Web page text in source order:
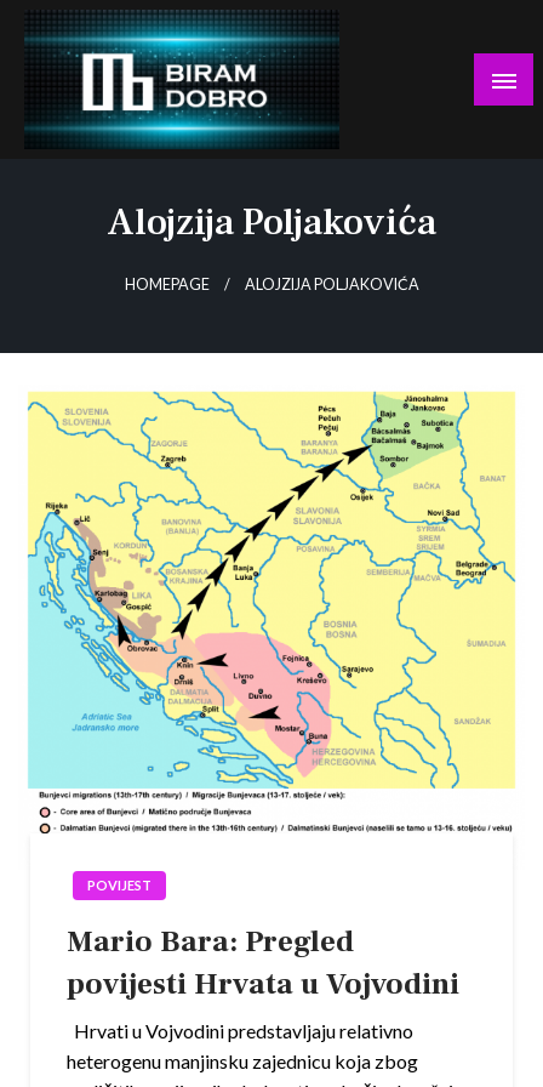
Skip
content
Alojzija Poljakovića
HOMEPAGE ALOJZIJA POLJAKOVIĆA
POVIJEST
Mario Bara: Pregled
povijesti Hrvata u Vojvodini
Hrvati u Vojvodini predstavljaju relativno
heterogenu manjinsku zajednicu koja zbog